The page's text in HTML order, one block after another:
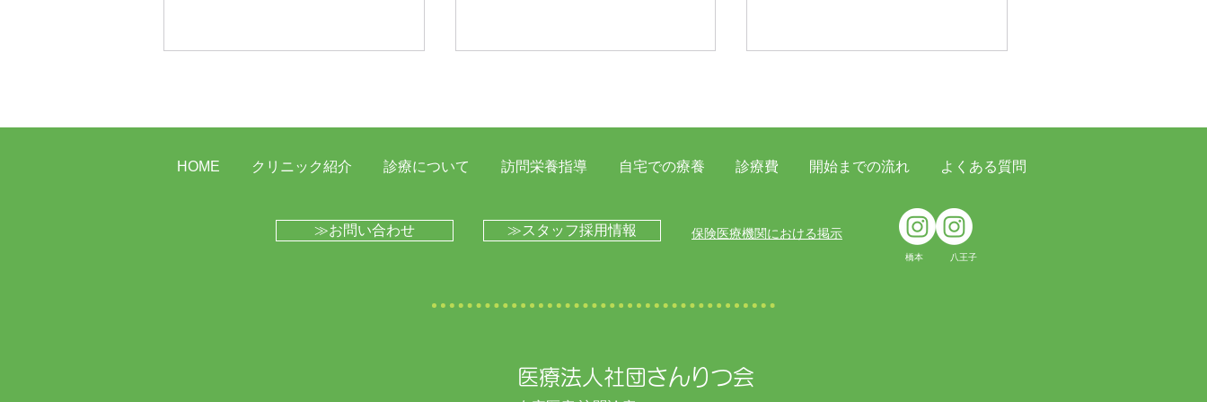
百草団地にてセミナーを行い
伊藤医師による心不全の勉強
湘南台クリニックにて地域の
事業所様を対象とした勉強会
HOME クリニック紹介 診療について 訪問栄養指導 自宅での療養 診療費 開始までの流れ よくある質問
≫お問い合わせ ≫スタッフ採用情報 ​​保険医療機関における掲示
橋本 八王子
医療法人社団さんりつ会​​